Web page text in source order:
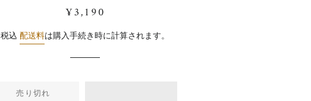
通
価
販
価
¥3,190
税込配送料は購入手続き時に計算されます。
売り切れ